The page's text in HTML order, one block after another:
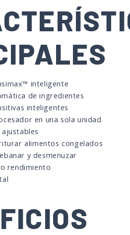
inteligente
de ingredientes
inteligentes
en una sola unidad
alimentos congelados
y desmenuzar
rendimiento